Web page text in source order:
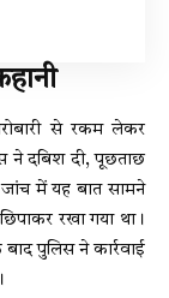
से रकम लेकर
ने दबिश दी, पूछताछ
में यह बात सामने
रखा गया था।
पुलिस ने कार्रवाई